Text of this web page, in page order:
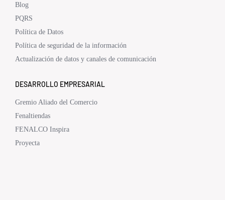
Blog
PQRS
Política de Datos
Política de seguridad de la información
Actualización de datos y canales de comunicación
DESARROLLO EMPRESARIAL
Gremio Aliado del Comercio
Fenaltiendas
FENALCO Inspira
Proyecta